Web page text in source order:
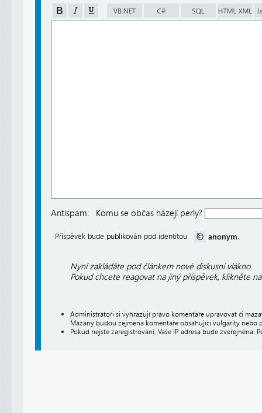
Antispam: Komu se občas házejí perly?
Příspěvek bude publikován pod identitou anonym.
Nyní zakládáte pod článkem nové diskusní vlákno.
Pokud chcete reagovat na jiný příspěvek, klikněte
Administrátoři si vyhrazují právo komentáře upravovat či
Mazány budou zejména komentáře obsahující vulgarity nebo
Pokud nejste zaregistrováni, Vaše IP adresa bude